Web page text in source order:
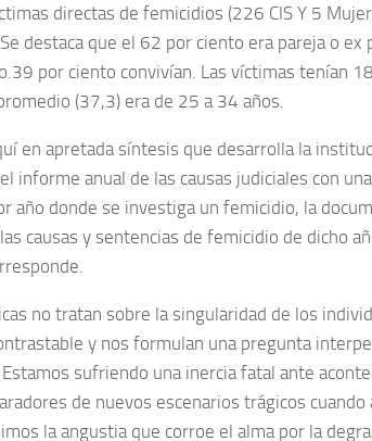
directas de femicidios (226 CIS Y 5
destaca que el 62 por ciento era pareja o ex
por ciento convivían. Las víctimas tenían
(37,3) era de 25 a 34 años.
en apretada síntesis que desarrolla la
informe anual de las causas judiciales con
año donde se investiga un femicidio, la
causas y sentencias de femicidio de dicho
no tratan sobre la singularidad de los
y nos formulan una pregunta
sufriendo una inercia fatal ante
de nuevos escenarios trágicos cuando
la angustia que corroe el alma por la